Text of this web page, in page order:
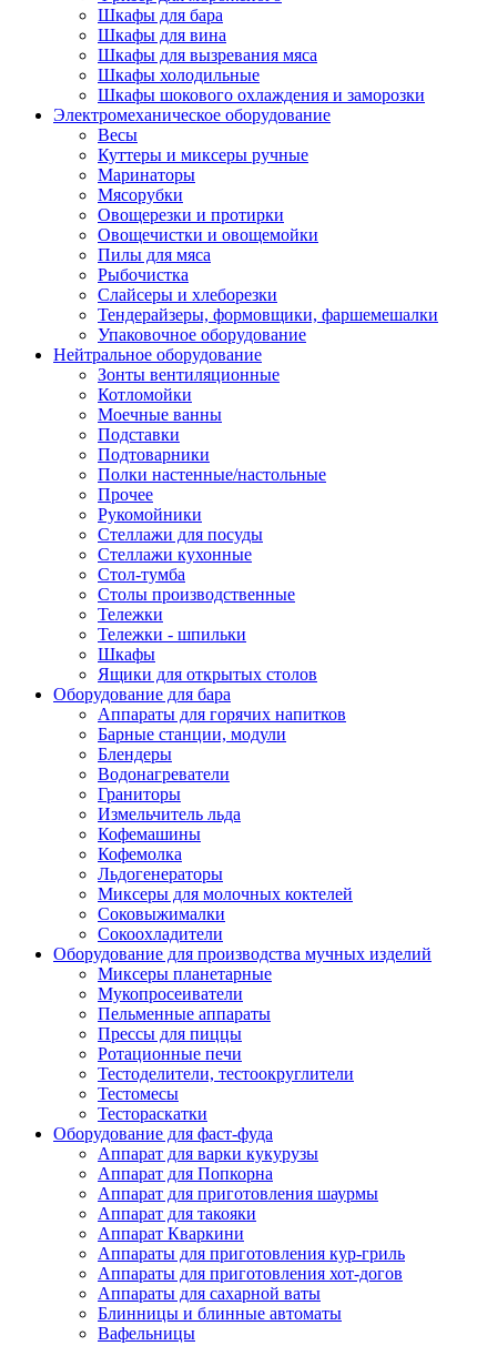
Шкафы для бара
Шкафы для вина
Шкафы для вызревания мяса
Шкафы холодильные
Шкафы шокового охлаждения и заморозки
Электромеханическое оборудование
Весы
Куттеры и миксеры ручные
Маринаторы
Мясорубки
Овощерезки и протирки
Овощечистки и овощемойки
Пилы для мяса
Рыбочистка
Слайсеры и хлеборезки
Тендерайзеры, формовщики, фаршемешалки
Упаковочное оборудование
Нейтральное оборудование
Зонты вентиляционные
Котломойки
Моечные ванны
Подставки
Подтоварники
Полки настенные/настольные
Прочее
Рукомойники
Стеллажи для посуды
Стеллажи кухонные
Стол-тумба
Столы производственные
Тележки
Тележки - шпильки
Шкафы
Ящики для открытых столов
Оборудование для бара
Аппараты для горячих напитков
Барные станции, модули
Блендеры
Водонагреватели
Граниторы
Измельчитель льда
Кофемашины
Кофемолка
Льдогенераторы
Миксеры для молочных коктелей
Соковыжималки
Сокоохладители
Оборудование для производства мучных изделий
Миксеры планетарные
Мукопросеиватели
Пельменные аппараты
Прессы для пиццы
Ротационные печи
Тестоделители, тестоокруглители
Тестомесы
Тестораскатки
Оборудование для фаст-фуда
Аппарат для варки кукурузы
Аппарат для Попкорна
Аппарат для приготовления шаурмы
Аппарат для такояки
Аппарат Кваркини
Аппараты для приготовления кур-гриль
Аппараты для приготовления хот-догов
Аппараты для сахарной ваты
Блинницы и блинные автоматы
Вафельницы